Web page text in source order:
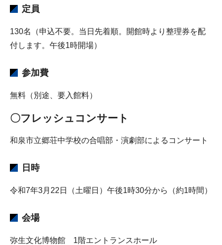
定員
130名（申込不要。当日先着順。開館時より整理券を配
付します。午後1時開場）
参加費
無料（別途、要入館料）
〇フレッシュコンサート
和泉市立郷荘中学校の合唱部・演劇部によるコンサート
日時
令和7年3月22日（土曜日）午後1時30分から（約1時間）
会場
弥生文化博物館 1階エントランスホール